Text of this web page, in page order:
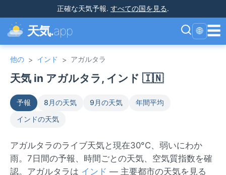
正確な天気予報. すべての国を見る.
天気.app 🌐 ☰
他の > インド > アガルタラ
天気 in アガルタラ, インド 🇮🇳
予報 8月の天気 9月の天気
年間平均
インドの天気
アガルタラのライブ天気と現在30°C、弱いにわか
雨。7日間の予報、時間ごとの天気、空気質指数を確
認。アガルタラは インド — 主要都市の天気を見る